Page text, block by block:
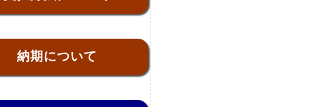
納期について